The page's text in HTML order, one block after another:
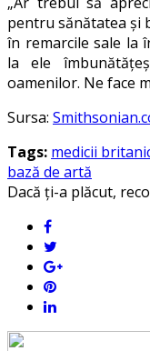
pentru sănătatea și
în remarcile sale la
la ele
oamenilor. Ne face
Sursa:
Tags: medicii
bază de artă
Dacă ți-a plăcut,